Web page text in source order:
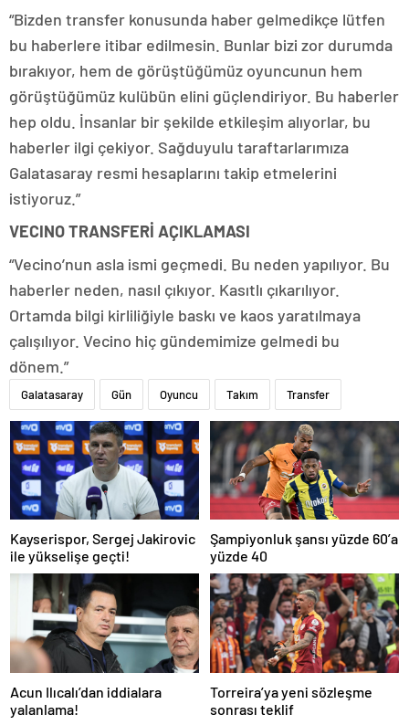
“Bizden transfer konusunda haber gelmedikçe lütfen
bu haberlere itibar edilmesin. Bunlar bizi zor durumda
bırakıyor, hem de görüştüğümüz oyuncunun hem
görüştüğümüz kulübün elini güçlendiriyor. Bu haberler
hep oldu. İnsanlar bir şekilde etkileşim alıyorlar, bu
haberler ilgi çekiyor. Sağduyulu taraftarlarımıza
Galatasaray resmi hesaplarını takip etmelerini
istiyoruz.”
VECINO TRANSFERİ AÇIKLAMASI
“Vecino’nun asla ismi geçmedi. Bu neden yapılıyor. Bu
haberler neden, nasıl çıkıyor. Kasıtlı çıkarılıyor.
Ortamda bilgi kirliliğiyle baskı ve kaos yaratılmaya
çalışılıyor. Vecino hiç gündemimize gelmedi bu
dönem.”
Galatasaray Gün Oyuncu Takım Transfer
Kayserispor, Sergej Jakirovic
ile yükselişe geçti!
Şampiyonluk şansı yüzde 60’a
yüzde 40
Acun Ilıcalı’dan iddialara
yalanlama!
Torreira’ya yeni sözleşme
sonrası teklif